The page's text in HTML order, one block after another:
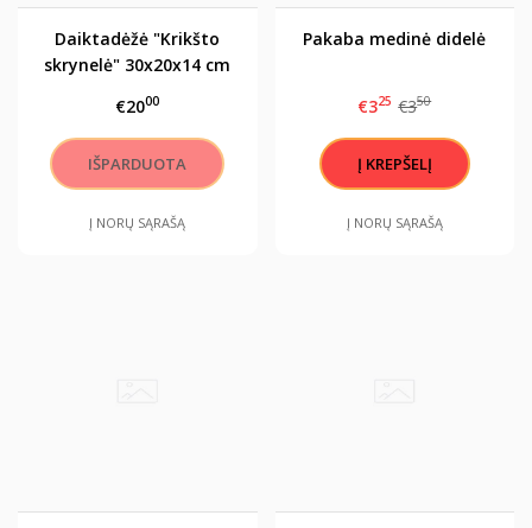
Daiktadėžė "Krikšto
skrynelė" 30x20x14 cm
€2000
Į NORŲ SĄRAŠĄ
Pakaba medinė didelė
€325 €350
Į NORŲ SĄRAŠĄ